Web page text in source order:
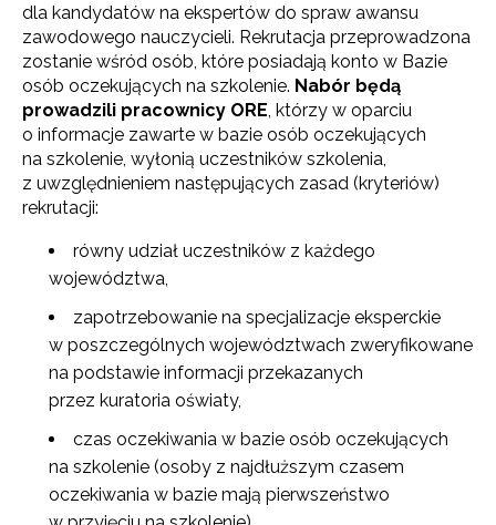
dla kandydatów na ekspertów do spraw awansu
zawodowego nauczycieli. Rekrutacja przeprowadzona
zostanie wśród osób, które posiadają konto w Bazie
osób oczekujących na szkolenie. Nabór będą
prowadzili pracownicy ORE , którzy w oparciu
o informacje zawarte w bazie osób oczekujących
na szkolenie, wyłonią uczestników szkolenia,
z uwzględnieniem następujących zasad (kryteriów)
rekrutacji:
równy udział uczestników z każdego
województwa,
zapotrzebowanie na specjalizacje eksperckie
w poszczególnych województwach zweryfikowane
na podstawie informacji przekazanych
przez kuratoria oświaty,
czas oczekiwania w bazie osób oczekujących
na szkolenie (osoby z najdłuższym czasem
oczekiwania w bazie mają pierwszeństwo